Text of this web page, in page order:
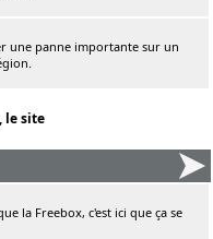
une panne importante sur un
le site
la Freebox, c'est ici que ça se